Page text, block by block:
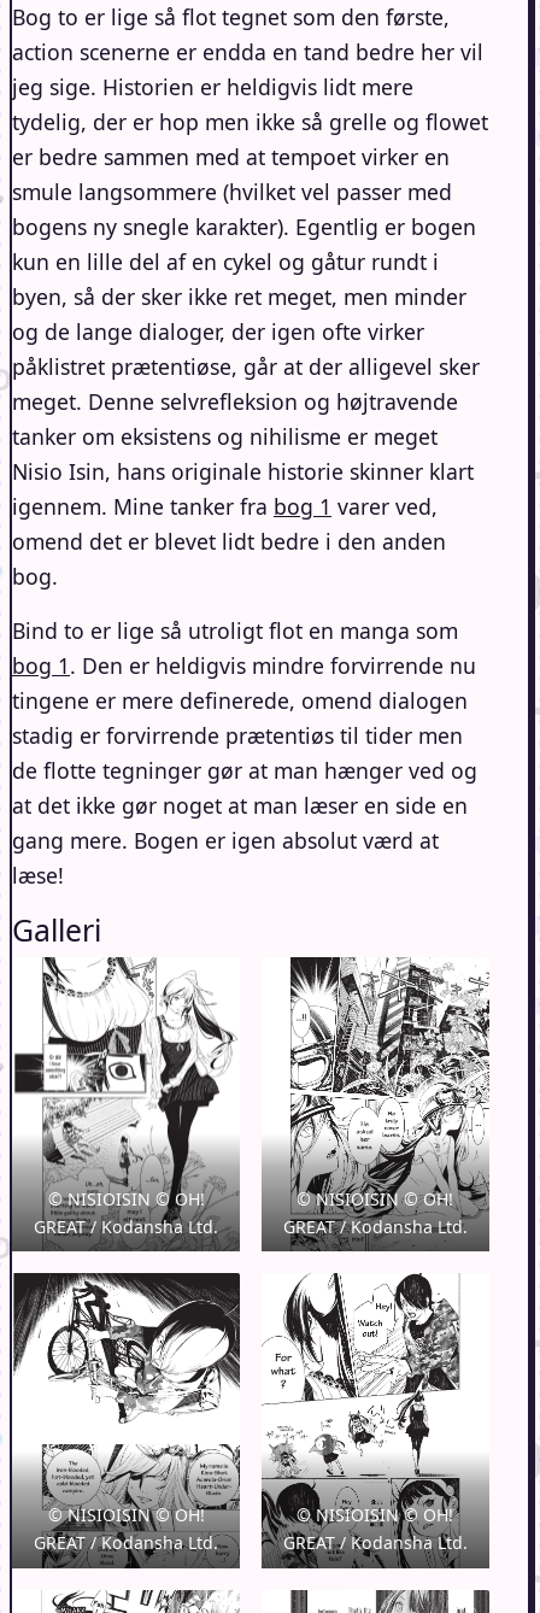
Bog to er lige så flot tegnet som den første,
action scenerne er endda en tand bedre her vil
jeg sige. Historien er heldigvis lidt mere
tydelig, der er hop men ikke så grelle og flowet
er bedre sammen med at tempoet virker en
smule langsommere (hvilket vel passer med
bogens ny snegle karakter). Egentlig er bogen
kun en lille del af en cykel og gåtur rundt i
byen, så der sker ikke ret meget, men minder
og de lange dialoger, der igen ofte virker
påklistret prætentiøse, går at der alligevel sker
meget. Denne selvrefleksion og højtravende
tanker om eksistens og nihilisme er meget
Nisio Isin, hans originale historie skinner klart
igennem. Mine tanker fra bog 1 varer ved,
omend det er blevet lidt bedre i den anden
bog.
Bind to er lige så utroligt flot en manga som
bog 1. Den er heldigvis mindre forvirrende nu
tingene er mere definerede, omend dialogen
stadig er forvirrende prætentiøs til tider men
de flotte tegninger gør at man hænger ved og
at det ikke gør noget at man læser en side en
gang mere. Bogen er igen absolut værd at
læse!
Galleri
© NISIOISIN © OH!
GREAT / Kodansha Ltd.
© NISIOISIN © OH!
GREAT / Kodansha Ltd.
© NISIOISIN © OH!
GREAT / Kodansha Ltd.
© NISIOISIN © OH!
GREAT / Kodansha Ltd.